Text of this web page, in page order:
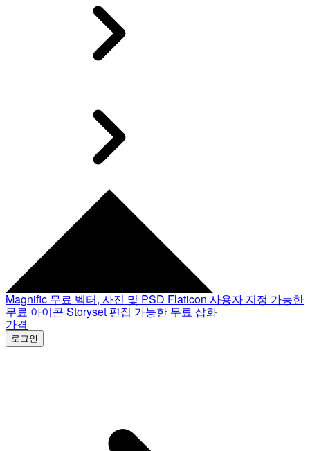
Magnific 무료 벡터, 사진 및 PSD Flaticon 사용자 지정 가능한
무료 아이콘 Storyset 편집 가능한 무료 삽화
가격
로그인